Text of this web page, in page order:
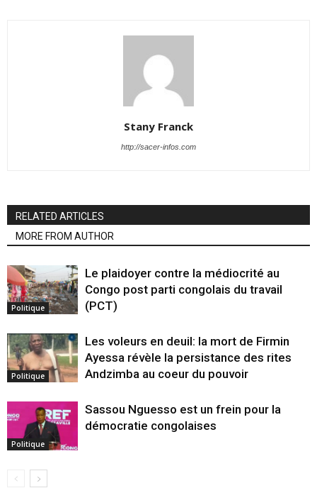
Stany Franck
http://sacer-infos.com
RELATED ARTICLES
MORE FROM AUTHOR
Politique
Le plaidoyer contre la médiocrité au
Congo post parti congolais du travail
(PCT)
Politique
Les voleurs en deuil: la mort de Firmin
Ayessa révèle la persistance des rites
Andzimba au coeur du pouvoir
Politique
Sassou Nguesso est un frein pour la
démocratie congolaises